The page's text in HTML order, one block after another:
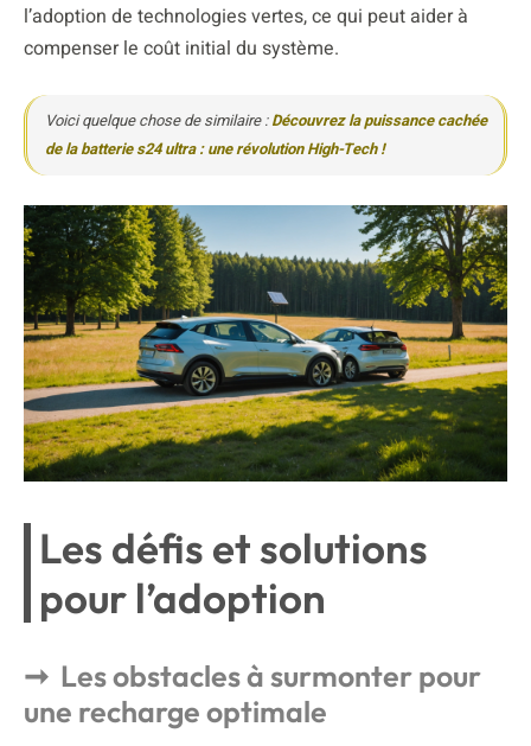
l’adoption de technologies vertes, ce qui peut aider à
compenser le coût initial du système.
Voici quelque chose de similaire :Découvrez la puissance cachée
de la batterie s24 ultra : une révolution High-Tech !
Les défis et solutions
pour l’adoption
Les obstacles à surmonter pour
une recharge optimale